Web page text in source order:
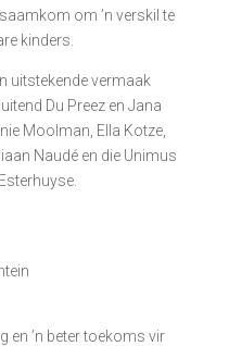
om ’n verskil te
kinders.
uitstekende vermaak
Du Preez en Jana
Moolman, Ella Kotze,
Naudé en die Unimus
en ’n beter toekoms vir